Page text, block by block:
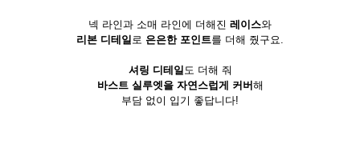
넥 라인과 소매 라인에 더해진 레이스와
리본 디테일로 은은한 포인트를 더해 줬구요.
셔링 디테일도 더해 줘
바스트 실루엣을 자연스럽게 커버 해
부담 없이 입기 좋답니다!